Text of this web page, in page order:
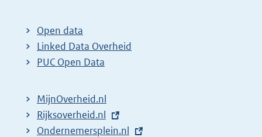
t
e
r
l
i
Open data
Linked Data Overheid
PUC Open Data
MijnOverheid.nl
E
x
Rijksoverheid.nl
E
Ondernemersplein.nl